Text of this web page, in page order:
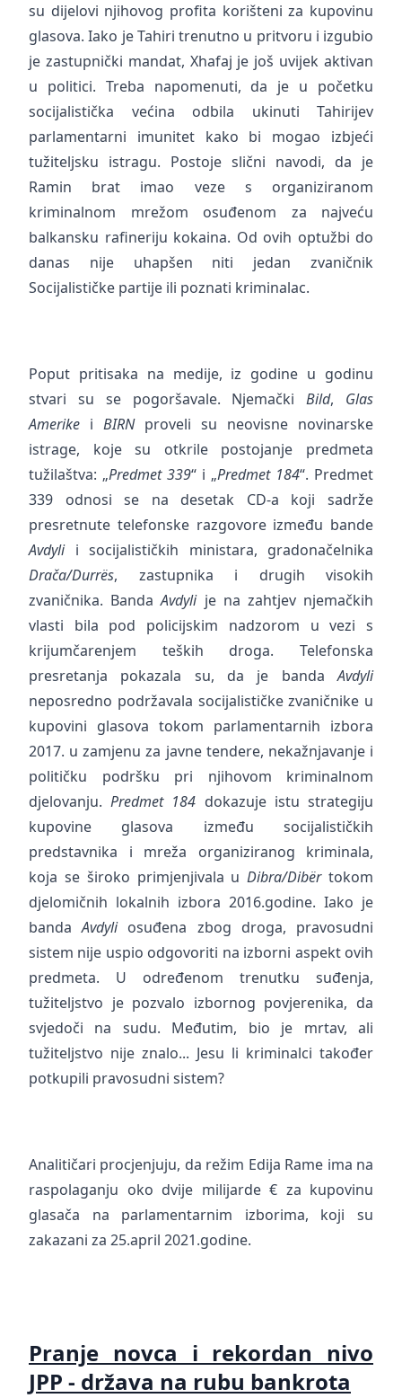
su dijelovi njihovog profita korišteni za kupovinu
glasova. Iako je Tahiri trenutno u pritvoru i izgubio
je zastupnički mandat, Xhafaj je još uvijek aktivan
u politici. Treba napomenuti, da je u početku
socijalistička većina odbila ukinuti Tahirijev
parlamentarni imunitet kako bi mogao izbjeći
tužiteljsku istragu. Postoje slični navodi, da je
Ramin brat imao veze s organiziranom
kriminalnom mrežom osuđenom za najveću
balkansku rafineriju kokaina. Od ovih optužbi do
danas nije uhapšen niti jedan zvaničnik
Socijalističke partije ili poznati kriminalac.
Poput pritisaka na medije, iz godine u godinu
stvari su se pogoršavale. NjemačkiBild, Glas
Amerike i BIRNproveli su neovisne novinarske
istrage, koje su otkrile postojanje predmeta
tužilaštva: „Predmet 339“ i „Predmet 184“. Predmet
339 odnosi se na desetak CD-a koji sadrže
presretnute telefonske razgovore između bande
Avdylii socijalističkih ministara, gradonačelnika
Drača/Durrës, zastupnika i drugih visokih
zvaničnika. BandaAvdylije na zahtjev njemačkih
vlasti bila pod policijskim nadzorom u vezi s
krijumčarenjem teških droga. Telefonska
presretanja pokazala su, da je bandaAvdyli
neposredno podržavala socijalističke zvaničnike u
kupovini glasova tokom parlamentarnih izbora
2017. u zamjenu za javne tendere, nekažnjavanje i
političku podršku pri njihovom kriminalnom
djelovanju.Predmet 184 dokazuje istu strategiju
kupovine glasova između socijalističkih
predstavnika i mreža organiziranog kriminala,
koja se široko primjenjivala uDibra/Dibërtokom
djelomičnih lokalnih izbora 2016.godine. Iako je
bandaAvdyliosuđena zbog droga, pravosudni
sistem nije uspio odgovoriti na izborni aspekt ovih
predmeta. U određenom trenutku suđenja,
tužiteljstvo je pozvalo izbornog povjerenika, da
svjedoči na sudu. Međutim, bio je mrtav, ali
tužiteljstvo nije znalo... Jesu li kriminalci također
potkupili pravosudni sistem?
Analitičari procjenjuju, da režim Edija Rame ima na
raspolaganju oko dvije milijarde € za kupovinu
glasača na parlamentarnim izborima, koji su
zakazani za 25.april 2021.godine.
Pranje novca i rekordan nivo
JPP - država na rubu bankrota